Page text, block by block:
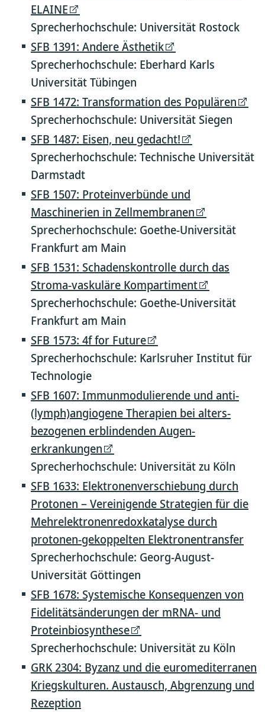
ELAINE
Sprecherhochschule: Universität Rostock
SFB 1391: Andere Ästhetik
Sprecherhochschule: Eberhard Karls
Universität Tübingen
SFB 1472: Transformation des Populären
Sprecherhochschule: Universität Siegen
SFB 1487: Eisen, neu gedacht!
Sprecherhochschule: Technische Universität
Darmstadt
SFB 1507: Proteinverbünde und
Maschinerien in Zellmembranen
Sprecherhochschule: Goethe-Universität
Frankfurt am Main
SFB 1531: Schadenskontrolle durch das
Stroma-vaskuläre Kompartiment
Sprecherhochschule: Goethe-Universität
Frankfurt am Main
SFB 1573: 4f for Future
Sprecherhochschule: Karlsruher Institut für
Technologie
SFB 1607: Immun­modulierende und anti­
(lymph)angiogene Therapien bei alters­
bezogenen erblindenden Augen­
erkrankungen
Sprecherhochschule: Universität zu Köln
SFB 1633: Elektronenverschiebung durch
Protonen – Vereinigende Strategien für die
Mehrelektronenredoxkatalyse durch
protonen-gekoppelten Elektronentransfer
Sprecherhochschule: Georg-August-
Universität Göttingen
SFB 1678: Systemische Konsequenzen von
Fidelitätsänderungen der mRNA- und
Proteinbiosynthese
Sprecherhochschule: Universität zu Köln
GRK 2304: Byzanz und die euromediterranen
Kriegskulturen. Austausch, Abgrenzung und
Rezeption